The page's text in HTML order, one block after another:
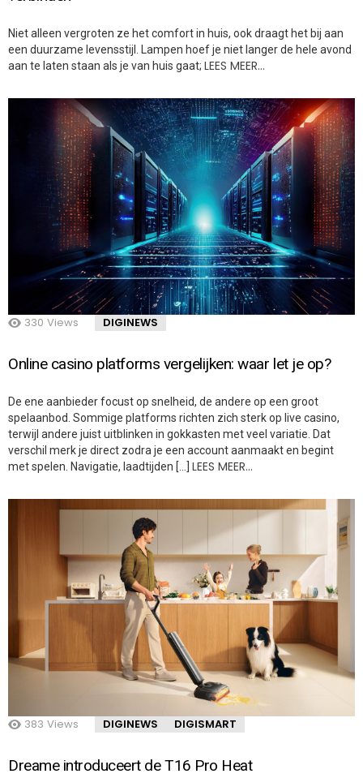
Niet alleen vergroten ze het comfort in huis, ook draagt het bij aan
een duurzame levensstijl. Lampen hoef je niet langer de hele avond
aan te laten staan als je van huis gaat; LEES MEER…
330 Views DIGINEWS
Online casino platforms vergelijken: waar let je op?
De ene aanbieder focust op snelheid, de andere op een groot
spelaanbod. Sommige platforms richten zich sterk op live casino,
terwijl andere juist uitblinken in gokkasten met veel variatie. Dat
verschil merk je direct zodra je een account aanmaakt en begint
met spelen. Navigatie, laadtijden […] LEES MEER…
383 Views DIGINEWS DIGISMART
Dreame introduceert de T16 Pro Heat